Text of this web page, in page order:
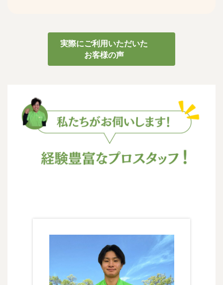
実際にご利用いただいた
お客様の声